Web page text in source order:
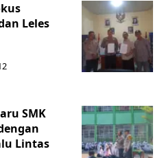
Leles
SMK
Lintas